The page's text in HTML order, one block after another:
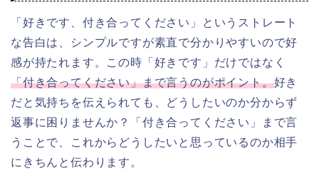
「好きです、付き合ってください」というストレート
な告白は、シンプルですが素直で分かりやすいので好
感が持たれます。この時「好きです」だけではなく
「付き合ってください」まで言うのがポイント。好き
だと気持ちを伝えられても、どうしたいのか分からず
返事に困りませんか？「付き合ってください」まで言
うことで、これからどうしたいと思っているのか相手
にきちんと伝わります。